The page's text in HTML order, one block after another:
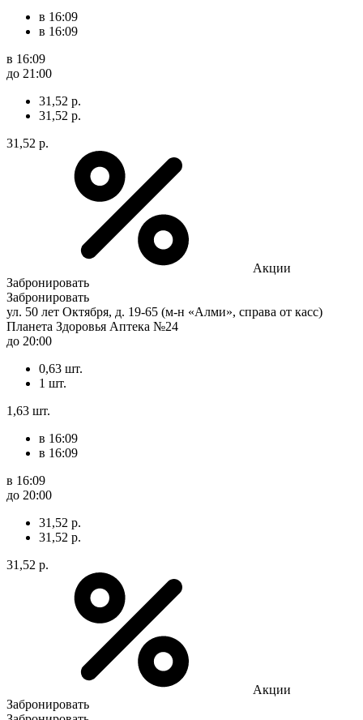
в 16:09
в 16:09
в 16:09
до 21:00
31,52 р.
31,52 р.
31,52 р.
Акции
Забронировать
Забронировать
ул. 50 лет Октября, д. 19-65 (м-н «Алми», справа от касс)
Планета Здоровья Аптека №24
до 20:00
0,63 шт.
1 шт.
1,63 шт.
в 16:09
в 16:09
в 16:09
до 20:00
31,52 р.
31,52 р.
31,52 р.
Акции
Забронировать